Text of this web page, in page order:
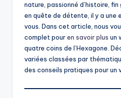
nature, passionné d’histoire,
en quête de détente, il y a une
vous. Dans cet article, nous
complet pouren savoir plus un
quatre coins de l’Hexagone.
variées classées par
des conseils pratiques pour un